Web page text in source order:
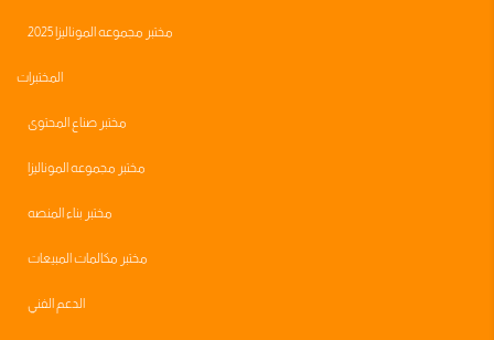
مختبر مجموعه الموناليزا 2025
المختبرات
مختبر صناع المحتوى
مختبر مجموعه الموناليزا
مختبر بناء المنصه
مختبر مكالمات المبيعات
الدعم الفني